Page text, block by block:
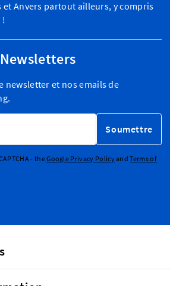
et Anvers partout ailleurs, y compris
!
newsletter et nos emails de
Soumettre
- theGoogle Privacy PolicyandTerms of